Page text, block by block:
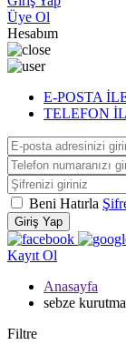
Üye Ol
Hesabım
E-POSTA
TELEFON
Beni Hatırla
Giriş Yap
Kayıt Ol
Anasayfa
sebze
Filtre